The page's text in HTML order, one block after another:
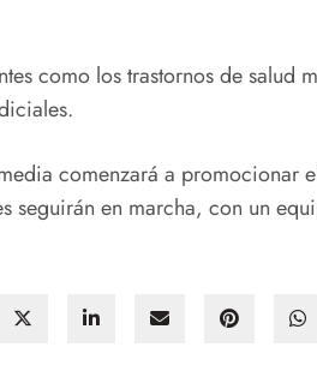
como los trastornos de salud
comenzará a promocionar
seguirán en marcha, con un